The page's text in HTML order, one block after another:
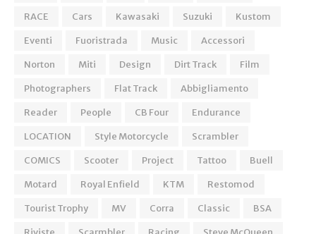
RACE
Cars Kawasaki Suzuki
Kustom
Eventi
Fuoristrada Music
Accessori
Norton
Miti Design Dirt Track
Film
Photographers
Flat Track
Abbigliamento
Reader
People CB Four
Endurance
LOCATION
Style Motorcycle
Scrambler
COMICS
Scooter Project Tattoo
Buell
Motard
Royal Enfield KTM
Restomod
Tourist Trophy
MV Corra Classic
BSA